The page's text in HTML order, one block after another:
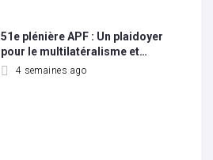
51e plénière APF : Un plaidoyer
pour le multilatéralisme et…
4 semaines ago